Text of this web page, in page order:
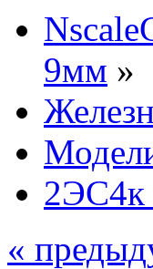
9мм »
2ЭС4к
«